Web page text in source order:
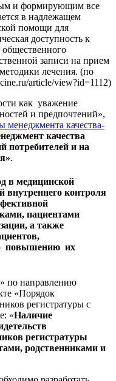
и формирующим все
в надлежащем
помощи для
доступность к
записи на прием
лечения. (по
article/view?id=1112)
как уважение
и предпочтений»,
менеджмента качества-
качества
потребителей и на
.
в медицинской
внутреннего контроля
пациентами
а также
повышению их
по направлению
«Порядок
регистратуры с
«Наличие
регистратуры
родственниками и